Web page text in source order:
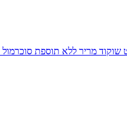
שוקוד מריר ללא תוספת סוכרמול